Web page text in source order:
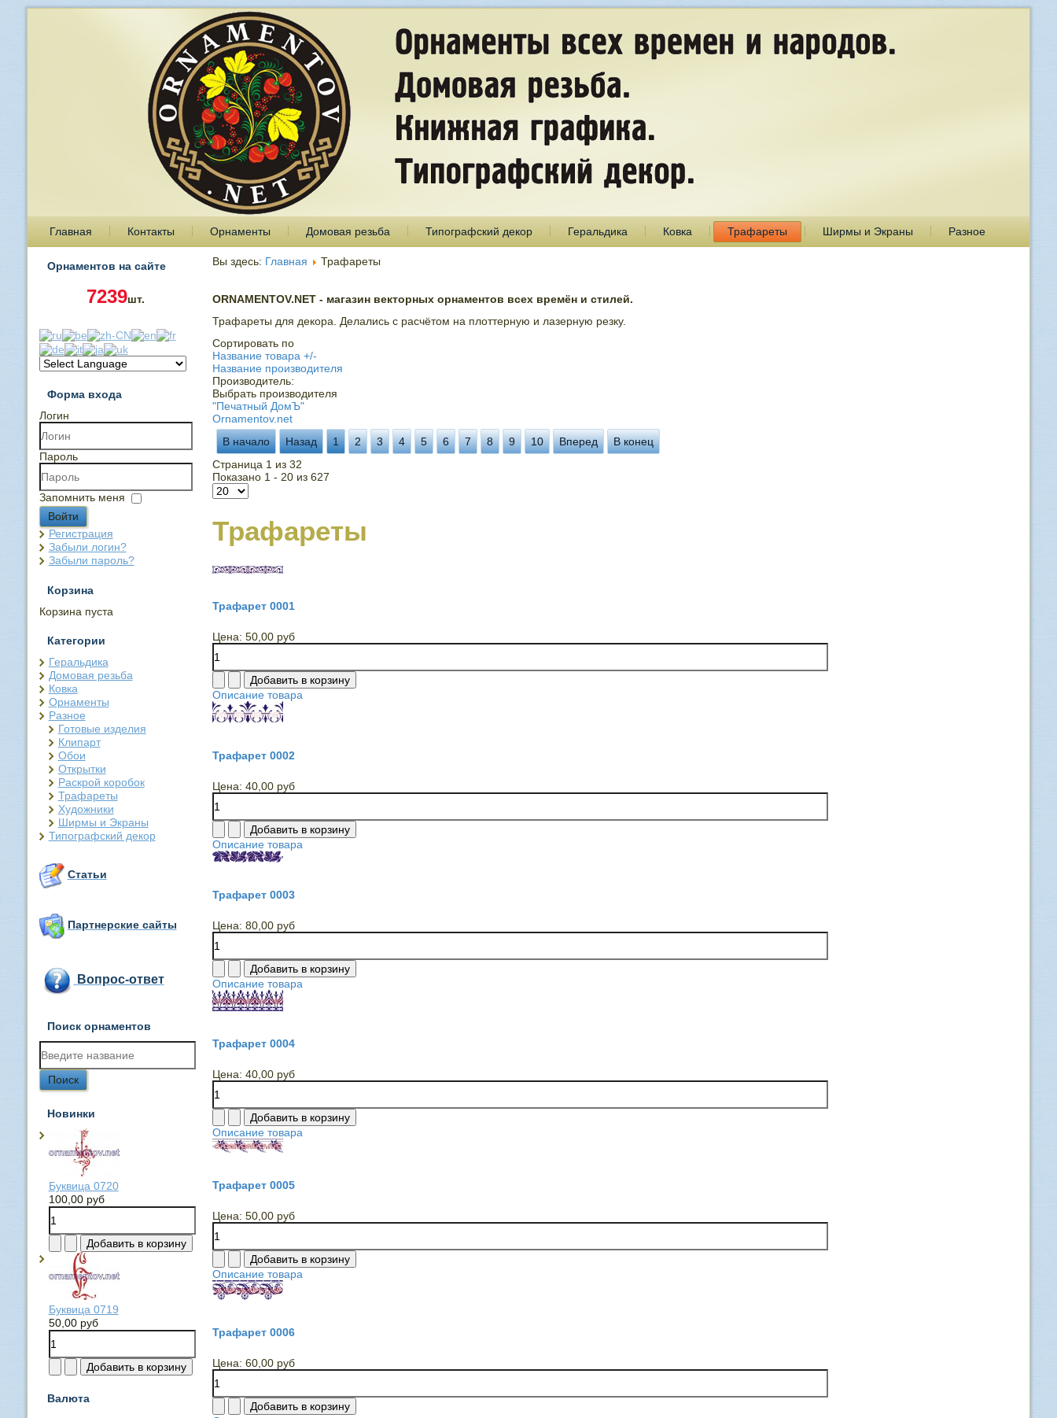
Главная Контакты Орнаменты Домовая резьба Типографский декор Геральдика Ковка Трафареты Ширмы и Экраны Разное
Орнаментов на сайте
7239шт.
Форма входа
Логин
Пароль
Запомнить меня
Войти
Регистрация
Забыли логин?
Забыли пароль?
Корзина
Корзина пуста
Категории
Геральдика
Домовая резьба
Ковка
Орнаменты
Разное
Готовые изделия
Клипарт
Обои
Открытки
Раскрой коробок
Трафареты
Художники
Ширмы и Экраны
Типографский декор
Статьи
Партнерские сайты
Вопрос-ответ
Поиск орнаментов
Новинки
Буквица 0720
100,00 руб
Буквица 0719
50,00 руб
Валюта
Вы здесь: Главная Трафареты
ORNAMENTOV.NET - магазин векторных орнаментов всех времён и стилей.
Трафареты для декора. Делались с расчётом на плоттерную и лазерную резку.
Сортировать по
Название товара +/-
Название производителя
Производитель:
Выбрать производителя
"Печатный ДомЪ"
Ornamentov.net
В начало
Назад 1 2 3 4 5 6 7 8 9 10 Вперед
В конец
Страница 1 из 32
Показано 1 - 20 из 627
Трафареты
Трафарет 0001
Цена: 50,00 руб
Описание товара
Трафарет 0002
Цена: 40,00 руб
Описание товара
Трафарет 0003
Цена: 80,00 руб
Описание товара
Трафарет 0004
Цена: 40,00 руб
Описание товара
Трафарет 0005
Цена: 50,00 руб
Описание товара
Трафарет 0006
Цена: 60,00 руб